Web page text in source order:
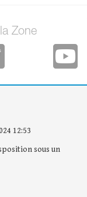
Zone
12:53
sous un